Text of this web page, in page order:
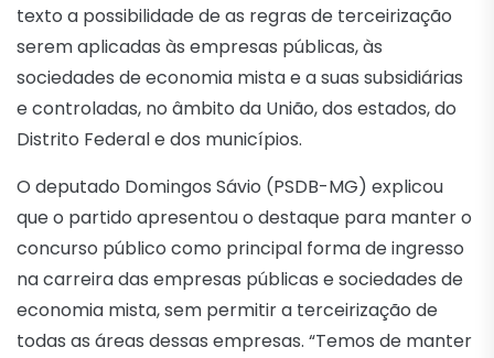
texto a possibilidade de as regras de terceirização
serem aplicadas às empresas públicas, às
sociedades de economia mista e a suas subsidiárias
e controladas, no âmbito da União, dos estados, do
Distrito Federal e dos municípios.
O deputado Domingos Sávio (PSDB-MG) explicou
que o partido apresentou o destaque para manter o
concurso público como principal forma de ingresso
na carreira das empresas públicas e sociedades de
economia mista, sem permitir a terceirização de
todas as áreas dessas empresas. “Temos de manter